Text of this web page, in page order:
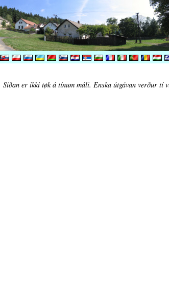
Síðan er ikki tøk á tínum máli. Enska útgávan verður tí